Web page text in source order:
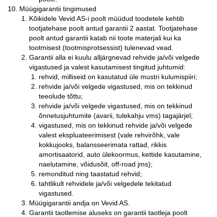
Müügigarantii tingimused
Kõikidele Vevid AS-i poolt müüdud toodetele kehtib
tootjatehase poolt antud garantii 2 aastat. Tootjatehase
poolt antud garantii katab nii toote materjali kui ka
tootmisest (tootmisprotsessist) tulenevad vead.
Garantii alla ei kuulu alljärgnevad rehvide ja/või velgede
vigastused ja valest kasutamisest tingitud juhtumid:
rehvid, milliseid on kasutatud üle mustri kulumispiiri;
rehvide ja/või velgede vigastused, mis on tekkinud
teeolude tõttu;
rehvide ja/või velgede vigastused, mis on tekkinud
õnnetusjuhtumite (avarii, tulekahju vms) tagajärjel;
vigastused, mis on tekkinud rehvide ja/või velgede
valest ekspluateerimisest (vale rehvirõhk, vale
kokkujooks, balansseerimata rattad, rikkis
amortisaatorid, auto ülekoormus, kettide kasutamine,
naelutamine, võidusõit, off-road jms);
remonditud ning taastatud rehvid;
tahtlikult rehvidele ja/või velgedele tekitatud
vigastused.
Müügigarantii andja on Vevid AS.
Garantii taotlemise aluseks on garantii taotleja poolt